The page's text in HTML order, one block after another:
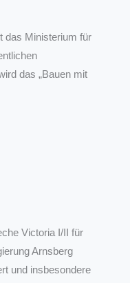
das Ministerium für
das „Bauen mit
Victoria I/II für
Arnsberg
und insbesondere